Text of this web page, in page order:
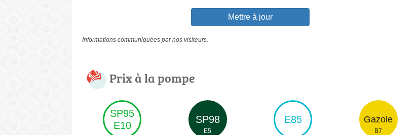
Mettre à jour
Informations communiquées par nos visiteurs.
Prix à la pompe
SP95
E10
SP98
E5
E85 Gazole
B7